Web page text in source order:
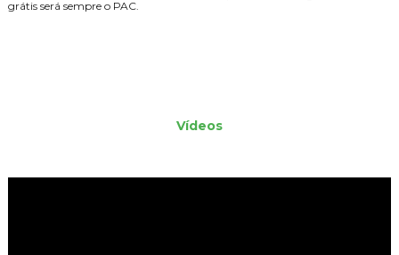
grátis será sempre o PAC.
Vídeos